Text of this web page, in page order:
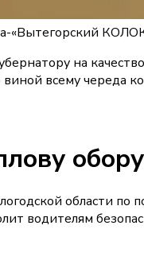
«Вытегорский
на
виной всему
области
водителям